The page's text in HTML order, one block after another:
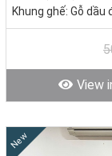
Khung ghế: Gỗ dầu
Nệm ngồi: Mút
Giá KM:
Tình trạng: Hàng
View
New